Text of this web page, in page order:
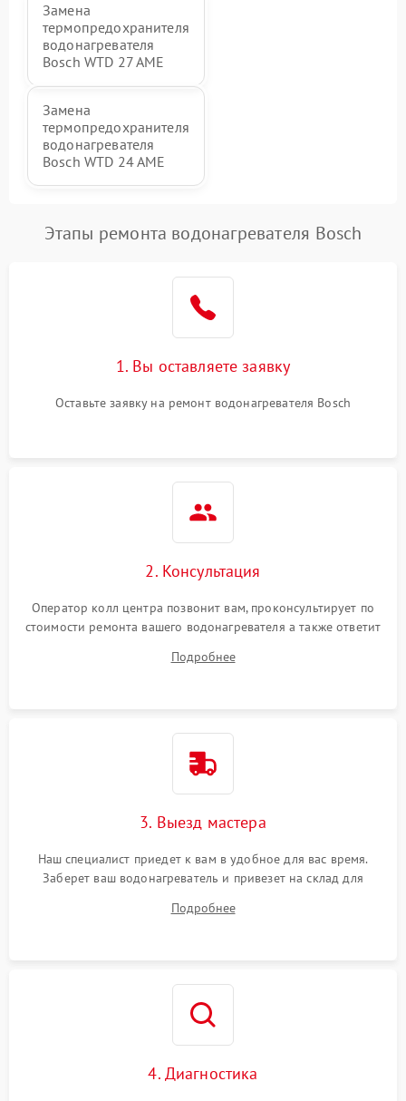
Замена
термопредохранителя
водонагревателя
Bosch WTD 27 AME
Замена
термопредохранителя
водонагревателя
Bosch WTD 24 AME
Этапы ремонта водонагревателя Bosch
1. Вы оставляете заявку
Оставьте заявку на ремонт водонагревателя Bosch
2. Консультация
Оператор колл центра позвонит вам, проконсультирует по
стоимости ремонта вашего водонагревателя а также ответит
Подробнее
3. Выезд мастера
Наш специалист приедет к вам в удобное для вас время.
Заберет ваш водонагреватель и привезет на склад для
Подробнее
4. Диагностика